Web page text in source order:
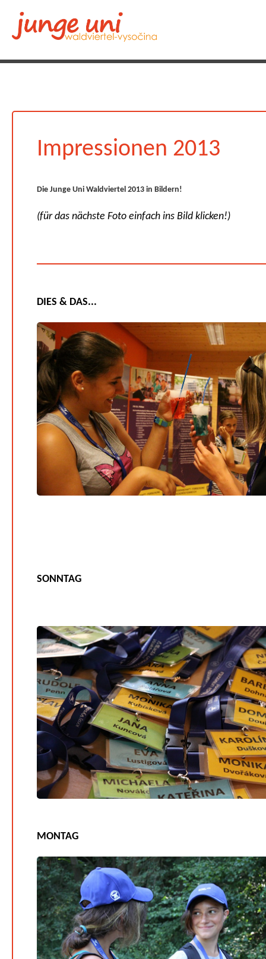
Impressionen 2013
Die Junge Uni Waldviertel 2013 in Bildern!
(für das nächste Foto einfach ins Bild klicken!)
DIES & DAS...
SONNTAG
MONTAG